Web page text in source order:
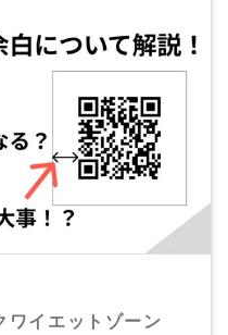
ワイエットゾーン